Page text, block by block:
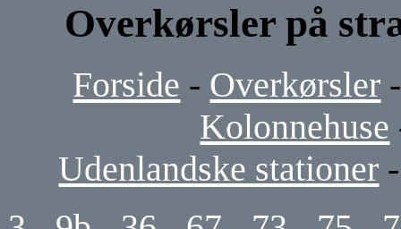
Overkørsler på
Forside - Overkørsler
Kolonnehuse
Udenlandske stationer